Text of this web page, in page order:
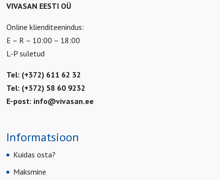
VIVASAN EESTI OÜ
Online klienditeenindus:
E – R – 10:00 – 18:00
L-P suletud
Tel: (+372) 611 62 32
Tel: (+372) 58 60 9232
E-post: info@vivasan.ee
Informatsioon
Kuidas osta?
Maksmine